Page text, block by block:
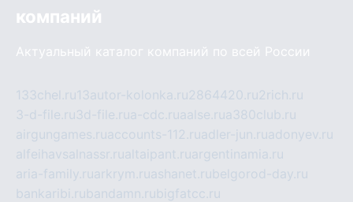
компаний
Актуальный каталог компаний по всей России
133chel.ru13autor-kolonka.ru2864420.ru2rich.ru
3-d-file.ru3d-file.rua-cdc.ruaalse.rua380club.ru
airgungames.ruaccounts-112.ruadler-jun.ruadonyev.ru
alfeihavsalnassr.rualtaipant.ruargentinamia.ru
aria-family.ruarkrym.ruashanet.rubelgorod-day.ru
bankaribi.rubandamn.rubigfatcc.ru